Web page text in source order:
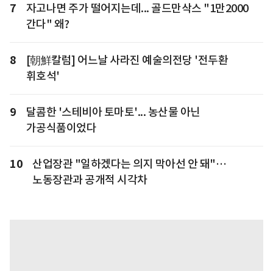
7
자고나면 주가 떨어지는데... 골드만삭스 "1만2000
간다" 왜?
8
[朝鮮칼럼] 어느날 사라진 예술의전당 '전두환
휘호석'
9
달콤한 '스테비아 토마토'... 농산물 아닌
가공식품이었다
10
산업장관 "일하겠다는 의지 막아선 안 돼"…
노동장관과 공개적 시각차